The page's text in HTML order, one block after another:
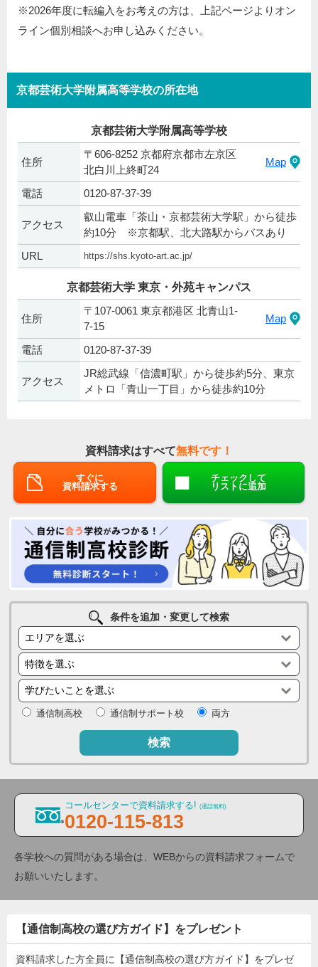
※2026年度に転編入をお考えの方は、上記ページよりオン
ライン個別相談へお申し込みください。
京都芸術大学附属高等学校の所在地
京都芸術大学附属高等学校
住所
〒606-8252 京都府京都市左京区
北白川上終町24
Map
電話 0120-87-37-39
アクセス
叡山電車「茶山・京都芸術大学駅」から徒歩
約10分 ※京都駅、北大路駅からバスあり
URL
https://shs.kyoto-art.ac.jp/
京都芸術大学 東京・外苑キャンパス
住所
〒107-0061 東京都港区 北青山1-
7-15
Map
電話 0120-87-37-39
アクセス
JR総武線「信濃町駅」から徒歩約5分、東京
メトロ「青山一丁目」から徒歩約10⁨⁩分
資料請求はすべて無料です！
すぐに
資料請求する
チェックして
リストに追加
条件を追加・変更して検索
通信制高校 通信制サポート校 両方
検索
コールセンターで資料請求する! (通話無料)
0120-115-813
各学校への質問がある場合は、WEBからの資料請求フォームで
お願いいたします。
【通信制高校の選び方ガイド】をプレゼント
資料請求した方全員に【通信制高校の選び方ガイド】をプレゼ